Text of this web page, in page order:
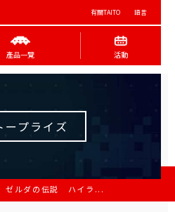
有關TAITO 語言
產品一覽 活動
ープライズ
ゼルダの伝説 ハイラ...